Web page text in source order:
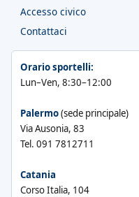
Accesso civico
Contattaci
Orario sportelli:
Lun–Ven, 8:30–12:00
Palermo(sede principale)
Via Ausonia, 83
Tel. 091 7812711
Catania
Corso Italia, 104